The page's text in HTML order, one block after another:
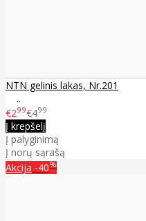
NTN gelinis lakas, Nr.201
..
€299€499
Į krepšelį
Į palyginimą
Į norų sąrašą
Akcija -40%